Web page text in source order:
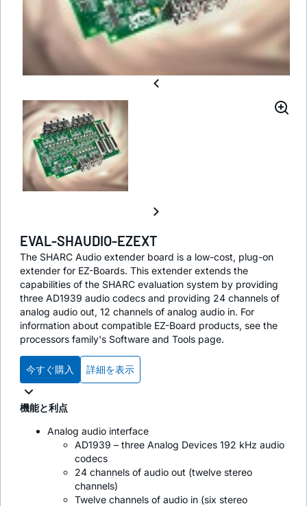
EVAL-SHAUDIO-EZEXT
The SHARC Audio extender board is a low-cost, plug-on
extender for EZ-Boards. This extender extends the
capabilities of the SHARC evaluation system by providing
three AD1939 audio codecs and providing 24 channels of
analog audio out, 12 channels of analog audio in. For
information about compatible EZ-Board products, see the
processors family's Software and Tools page.
今すぐ購入 詳細を表示
機能と利点
Analog audio interface
AD1939 – three Analog Devices 192 kHz audio
codecs
24 channels of audio out (twelve stereo
channels)
Twelve channels of audio in (six stereo